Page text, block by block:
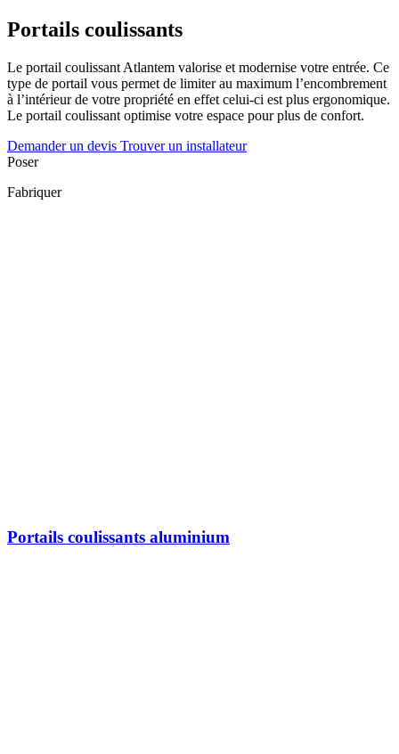
Portails coulissants
Le portail coulissant Atlantem valorise et modernise votre entrée. Ce
type de portail vous permet de limiter au maximum l’encombrement
à l’intérieur de votre propriété en effet celui-ci est plus ergonomique.
Le portail coulissant optimise votre espace pour plus de confort.
Demander un devis Trouver un installateur
Poser
Fabriquer
Portails coulissants aluminium